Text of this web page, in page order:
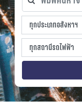
ทุกประเภทอสังหาฯ
ทุกประเภทอสังหาฯ
sproperty
ทุกทำเลที่ตั้ง
ทุกสถานีรถไฟฟ้า
ทุกสถานีรถไฟฟ้า
strain-station
ทุกช่วงราคา